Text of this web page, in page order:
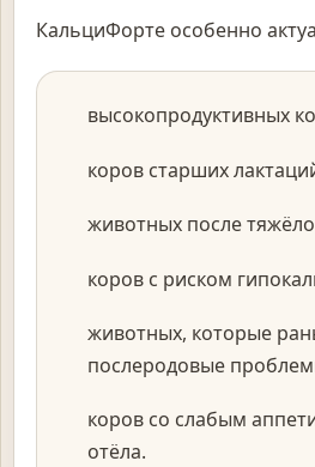
КальциФорте особенно
высокопродуктивных
коров старших
животных после
коров с риском
животных, которые
послеродовые
коров со слабым
отёла.